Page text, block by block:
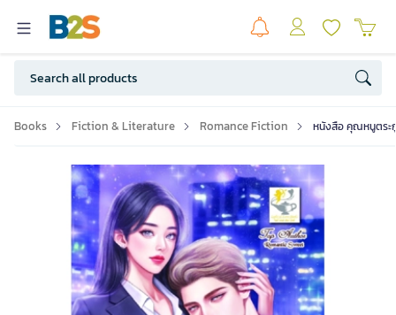
Books Fiction & Literature Romance Fiction หนังสือ คุณหนูตระ